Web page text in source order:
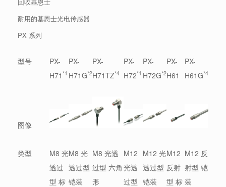
耐用的基恩士光电传感器
PX 系列
型号
PX-
H71 *1
PX-
H71G*2
PX-
H71TZ*4
PX-
H72*1
PX-
H72G*2
PX-
H61
PX-
H61G*4
图像
类型
M8 光
透过
型 标
M8 光
透过型
铠装
M8 光透
过型 六角
形
M12
光透
过型
M12 光
透过型
铠装
M12
反射
型 标
M12 反
射型 铠
装